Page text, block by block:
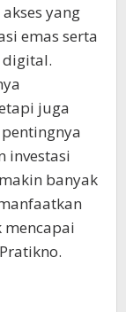
yang
emas serta
digital.
juga
investasi
banyak
mencapai